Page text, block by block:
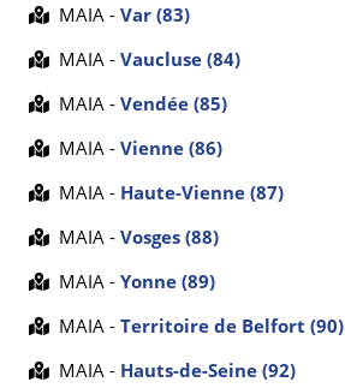
MAIA - Var (83)
MAIA - Vaucluse (84)
MAIA - Vendée (85)
MAIA - Vienne (86)
MAIA - Haute-Vienne (87)
MAIA - Vosges (88)
MAIA - Yonne (89)
MAIA - Territoire de Belfort (90)
MAIA - Hauts-de-Seine (92)